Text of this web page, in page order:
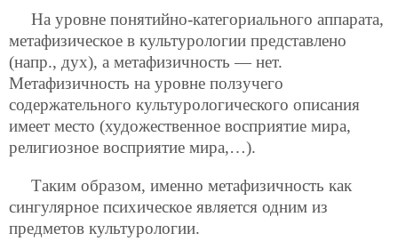
На уровне понятийно-категориального аппарата,
метафизическое в культурологии представлено
(напр., дух), а метафизичность — нет.
Метафизичность на уровне ползучего
содержательного культурологического описания
имеет место (художественное восприятие мира,
религиозное восприятие мира,…).
Таким образом, именно метафизичность как
сингулярное психическое является одним из
предметов культурологии.